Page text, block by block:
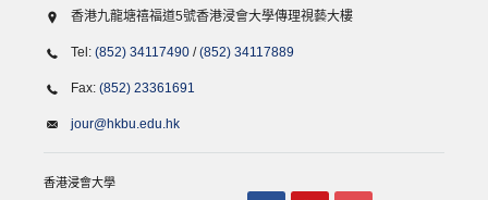
香港九龍塘禧福道5號香港浸會大學傳理視藝大樓
Tel: (852) 34117490 /(852) 34117889
Fax: (852) 23361691
jour@hkbu.edu.hk
香港浸會大學